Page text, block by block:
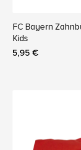
FC Bayern
Kids
5,95 €